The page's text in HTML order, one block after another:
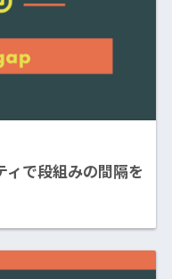
ィで段組みの間隔を